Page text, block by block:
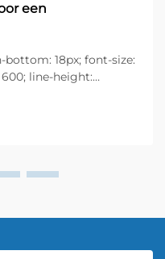
een
18px; font-size:
line-height: